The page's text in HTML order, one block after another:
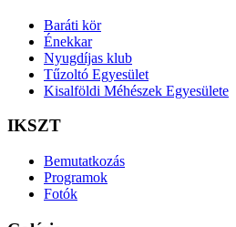
Baráti kör
Énekkar
Nyugdíjas klub
Tűzoltó Egyesület
Kisalföldi Méhészek Egyesülete
IKSZT
Bemutatkozás
Programok
Fotók